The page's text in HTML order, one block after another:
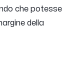
che potesse
della